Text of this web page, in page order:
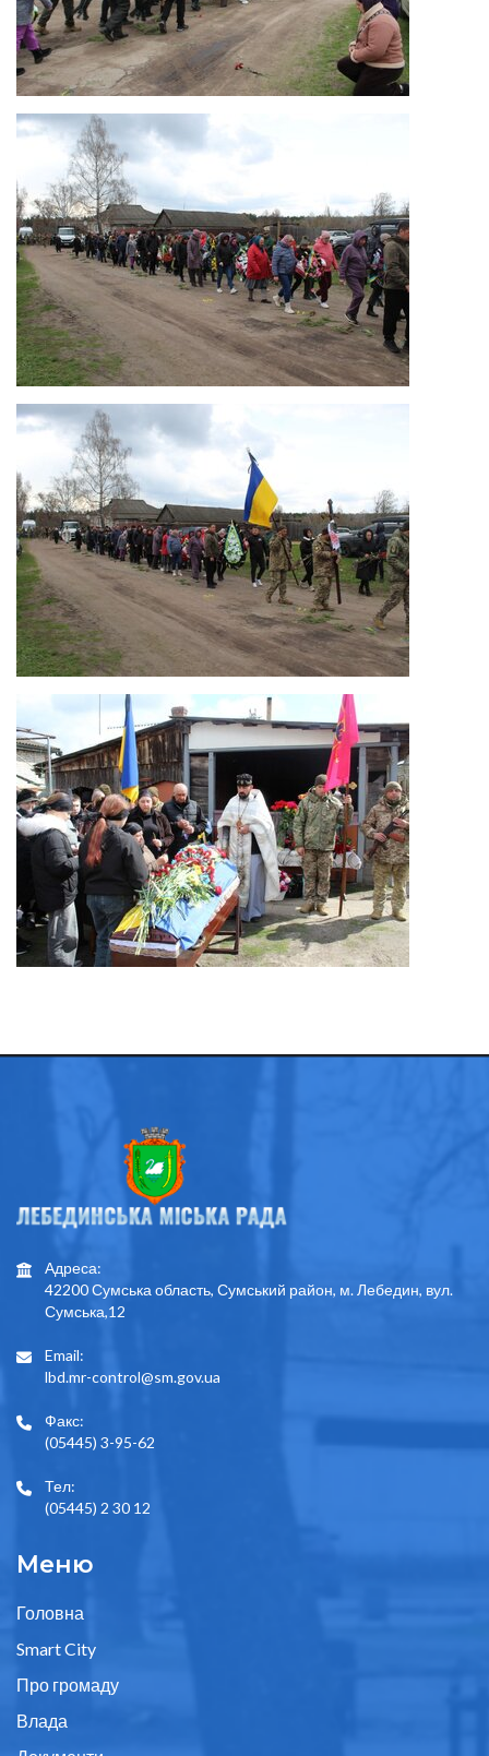
Адреса:
42200 Сумська область, Сумський район, м. Лебедин, вул.
Сумська,12
Email:
lbd.mr-control@sm.gov.ua
Факс:
(05445) 3-95-62
Тел:
(05445) 2 30 12
Меню
Головна
Smart City
Про громаду
Влада